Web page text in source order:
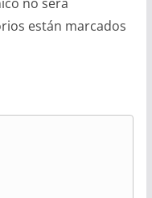
están marcados